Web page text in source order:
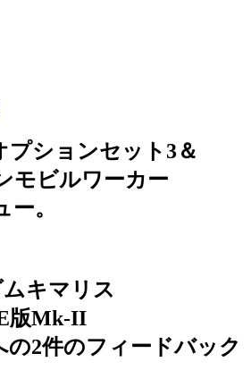
プションセット3＆
モビルワーカー
。
キマリス
版Mk-II
の2件のフィードバック